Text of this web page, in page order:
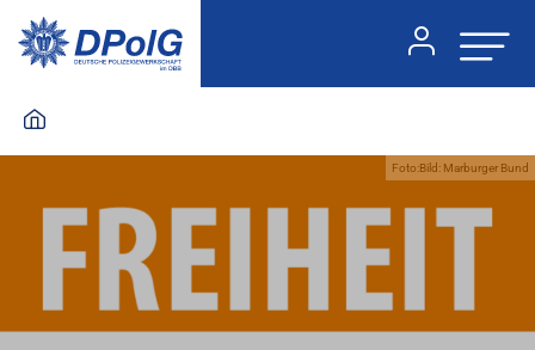
Foto:Bild: Marburger Bund